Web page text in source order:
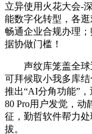
立异使用火花大会-
能数字化转型，各
畅通企业合规办理
据协做门槛！
声纹库笼盖全球
可拜候取小我多库
推出“AI分角功能”
80 Pro用户发觉，
征，勤哲软件帮力
拔。